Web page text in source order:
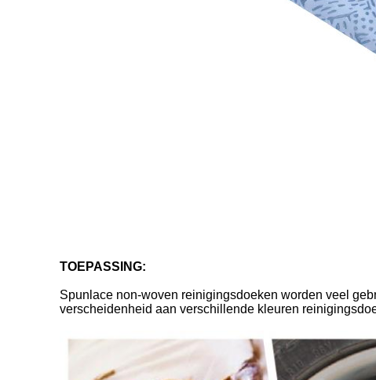
TOEPASSING:
Spunlace non-woven reinigingsdoeken worden veel
verscheidenheid aan verschillende kleuren